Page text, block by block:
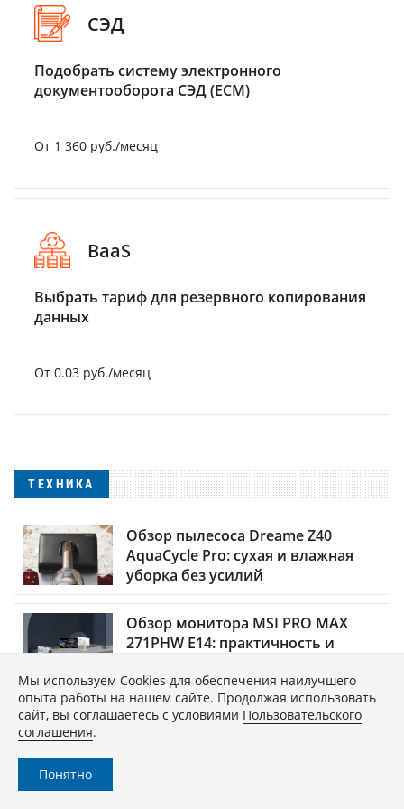
СЭД
Подобрать систему электронного
документооборота СЭД (ECM)
От 1 360 руб./месяц
BaaS
Выбрать тариф для резервного копирования
данных
От 0.03 руб./месяц
ТЕХНИКА
Обзор пылесоса Dreame Z40
AquaCycle Pro: сухая и влажная
уборка без усилий
Обзор монитора MSI PRO MAX
271PHW E14: практичность и
Как подготовить смартфон к
отпуску: советы ZOOM
Мы используем Сookies для обеспечения наилучшего
опыта работы на нашем сайте. Продолжая использовать
сайт, вы соглашаетесь с условиями Пользовательского
соглашения.
Понятно